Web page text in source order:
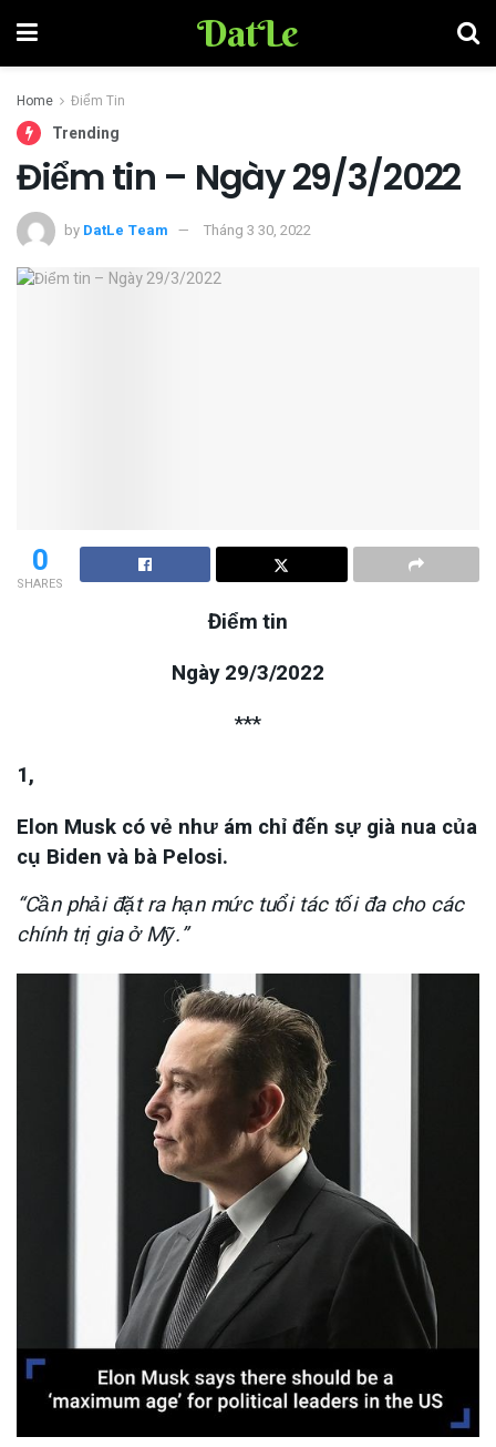
DatLe
Home Điểm Tin
Trending
Điểm tin – Ngày 29/3/2022
by DatLe Team Tháng 3 30, 2022
0
SHARES
Điểm tin
Ngày 29/3/2022
***
1,
Elon Musk có vẻ như ám chỉ đến sự già nua của
cụ Biden và bà Pelosi.
“Cần phải đặt ra hạn mức tuổi tác tối đa cho các
chính trị gia ở Mỹ.”